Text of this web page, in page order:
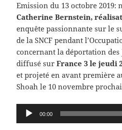
Emission du 13 octobre 2019:
Catherine Bernstein,
enquête passionnante sur le
de la SNCF pendant
concernant la déportation
diffusé surFrance 3 le jeudi
et projeté en avant première
Shoah le 10 novembre
Lecteur
audio
00:00